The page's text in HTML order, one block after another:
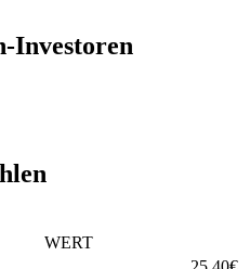
Investoren
WERT